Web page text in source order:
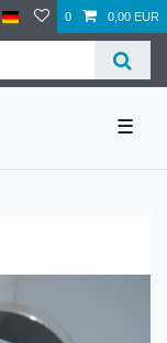
0 0,00 EUR
☰